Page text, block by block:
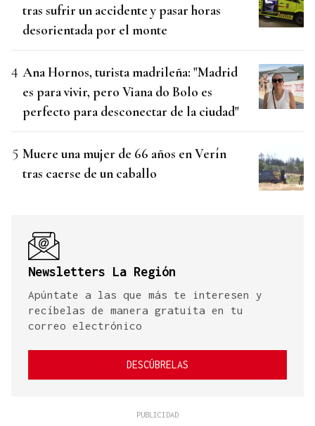
tras sufrir un accidente y pasar horas
desorientada por el monte
Ana Hornos, turista madrileña: "Madrid
es para vivir, pero Viana do Bolo es
perfecto para desconectar de la ciudad"
Muere una mujer de 66 años en Verín
tras caerse de un caballo
Newsletters La Región
Apúntate a las que más te interesen y
recíbelas de manera gratuita en tu
correo electrónico
DESCÚBRELAS